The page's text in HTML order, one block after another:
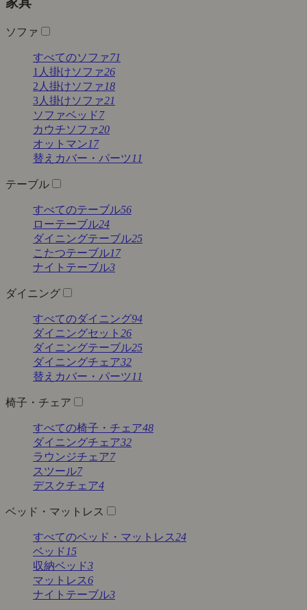
ソファ
すべてのソファ71
1人掛けソファ26
2人掛けソファ 18
3人掛けソファ21
ソファベッド7
カウチソファ20
オットマン17
替えカバー・パーツ 11
テーブル
すべてのテーブル56
ローテーブル24
ダイニングテーブル25
こたつテーブル17
ナイトテーブル3
ダイニング
すべてのダイニング94
ダイニングセット 26
ダイニングテーブル25
ダイニングチェア32
替えカバー・パーツ 11
椅子・チェア
すべての椅子・チェア48
ダイニングチェア32
ラウンジチェア7
スツール7
デスクチェア4
ベッド・マットレス
すべてのベッド・マットレス24
ベッド 15
収納ベッド3
マットレス6
ナイトテーブル3